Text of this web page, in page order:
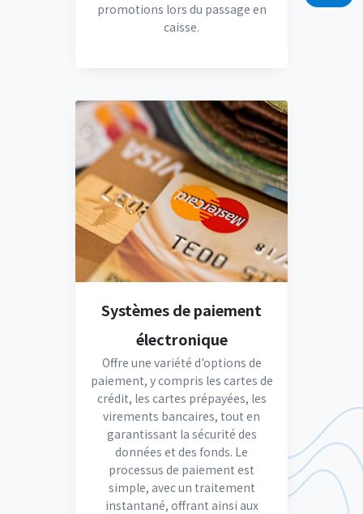
promotions lors du passage en
caisse.
Systèmes de paiement
électronique
Offre une variété d'options de
paiement, y compris les cartes de
crédit, les cartes prépayées, les
virements bancaires, tout en
garantissant la sécurité des
données et des fonds. Le
processus de paiement est
simple, avec un traitement
instantané, offrant ainsi aux